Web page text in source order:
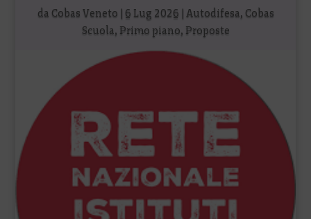
da Cobas Veneto 6 Lug 2026 Autodifesa, Cobas
Scuola, Primo piano, Proposte